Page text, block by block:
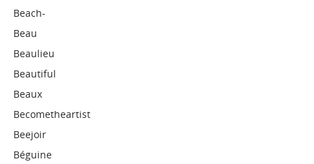
Beach-
Beau
Beaulieu
Beautiful
Beaux
Becometheartist
Beejoir
Béguine